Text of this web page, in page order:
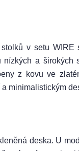
v setu
nízkých a
z kovu ve
minimalistickým
deska. U